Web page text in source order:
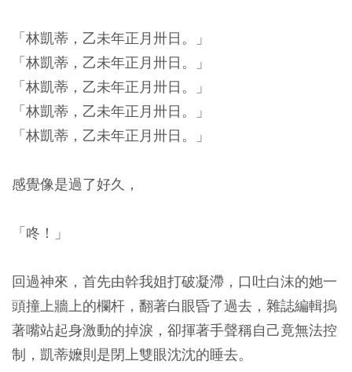
「林凱蒂，乙未年正月卅日。」
「林凱蒂，乙未年正月卅日。」
「林凱蒂，乙未年正月卅日。」
「林凱蒂，乙未年正月卅日。」
「林凱蒂，乙未年正月卅日。」
感覺像是過了好久，
「咚！」
回過神來，首先由幹我姐打破凝滯，口吐白沫的她一
頭撞上牆上的欄杆，翻著白眼昏了過去，雜誌編輯摀
著嘴站起身激動的掉淚，卻揮著手聲稱自己竟無法控
制，凱蒂嬤則是閉上雙眼沈沈的睡去。